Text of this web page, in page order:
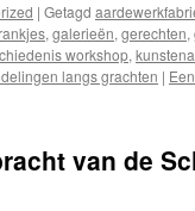
| Getagd
, galerieën, gerechten,
workshop,
langs grachten |
van de